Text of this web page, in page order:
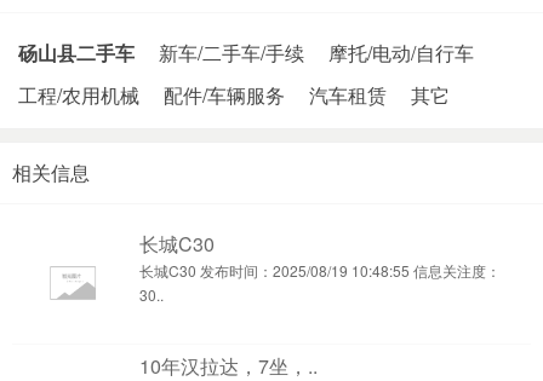
砀山县二手车 新车/二手车/手续
摩托/电动/自行车
工程/农用机械
配件/车辆服务 汽车租赁 其它
相关信息
长城C30
长城C30 发布时间：2025/08/19 10:48:55 信息关注度：
30..
10年汉拉达，7坐，..